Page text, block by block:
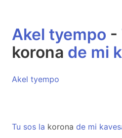
Akel tyempo -
korona de mi
Akel tyempo
Tu sos la korona de mi